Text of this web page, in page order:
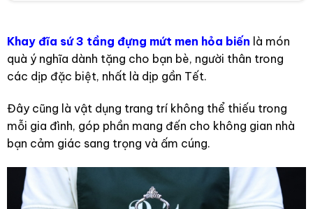
Khay đĩa sứ 3 tầng đựng mứt men hỏa biến là món
quà ý nghĩa dành tặng cho bạn bè, người thân trong
các dịp đặc biệt, nhất là dịp gần Tết.
Đây cũng là vật dụng trang trí không thể thiếu trong
mỗi gia đình, góp phần mang đến cho không gian nhà
bạn cảm giác sang trọng và ấm cúng.